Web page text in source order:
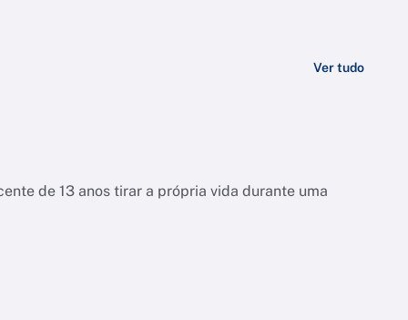
Ver tudo
de 13 anos tirar a própria vida durante uma